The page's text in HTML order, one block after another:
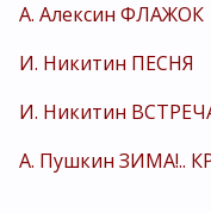
А. Алексин ФЛАЖОК
И. Никитин ПЕСНЯ
И. Никитин
А. Пушкин ЗИМА!..